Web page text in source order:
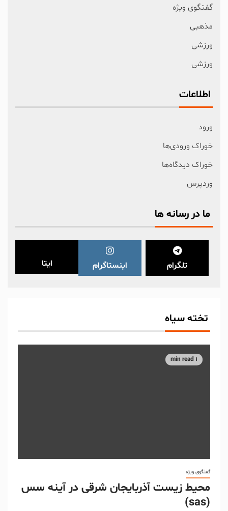
گفتگوی ویژه
مذهبی
ورزشی
ورزشی
اطلاعات
ورود
خوراک ورودی‌ها
خوراک دیدگاه‌ها
وردپرس
ما در رسانه ها
تلگرام اینستاگرام ایتا
تخته سیاه
1 min read
گفتگوی ویژه
محیط زیست آذربایجان شرقی در آینه سس
(sas)